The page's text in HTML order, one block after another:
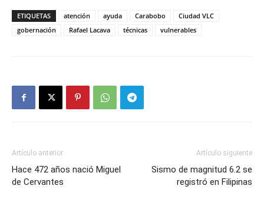
ETIQUETAS atención ayuda Carabobo
Ciudad VLC
gobernación
Rafael Lacava técnicas vulnerables
Artículo anterior
Hace 472 años nació Miguel
de Cervantes
Artículo siguiente
Sismo de magnitud 6.2 se
registró en Filipinas